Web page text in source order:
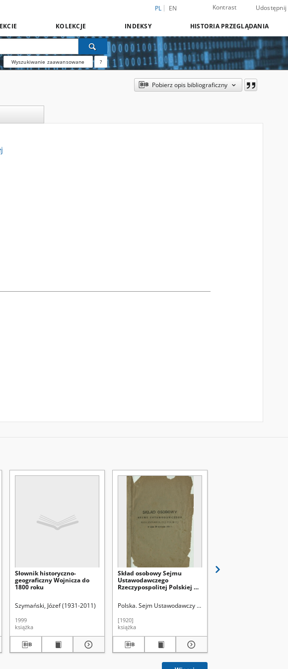
PL EN Kontrast Udostępnij
KOLEKCJE INDEKSY HISTORIA PRZEGLĄDANIA
Wyszukiwanie zaawansowane ?
Pobierz opis bibliograficzny
)
Słownik historyczno-
geograficzny Wojnicza do
1800 roku
Szymański, Józef (1931-2011)
1999
książka
Skład osobowy Sejmu
Ustawodawczego
Rzeczypospolitej Polskiej w
Polska. Sejm Ustawodawczy (1919-1922)
[1920]
książka